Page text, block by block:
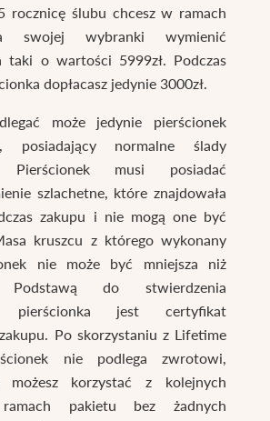
rocznicę ślubu chcesz w ramach
swojej wybranki wymienić
taki o wartości 5999zł. Podczas
dopłacasz jedynie 3000zł.
może jedynie pierścionek
posiadający normalne ślady
Pierścionek musi posiadać
szlachetne, które znajdowała
zakupu i nie mogą one być
kruszcu z którego wykonany
nie może być mniejsza niż
Podstawą do stwierdzenia
pierścionka jest certyfikat
Po skorzystaniu z Lifetime
nie podlega zwrotowi,
możesz korzystać z kolejnych
pakietu bez żadnych